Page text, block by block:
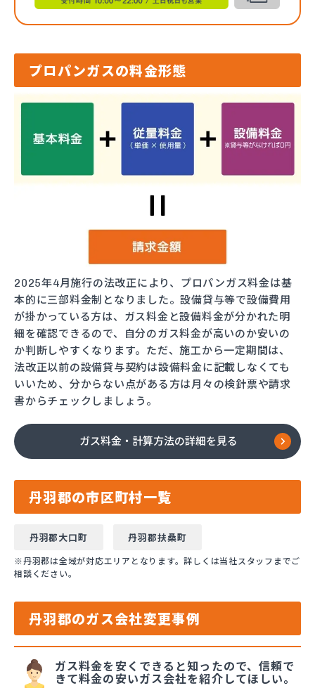
プロパンガスの料金形態
2025年4月施行の法改正により、プロパンガス料金は基
本的に三部料金制となりました。設備貸与等で設備費用
が掛かっている方は、ガス料金と設備料金が分かれた明
細を確認できるので、自分のガス料金が高いのか安いの
か判断しやすくなります。ただ、施工から一定期間は、
法改正以前の設備貸与契約は設備料金に記載しなくても
いいため、分からない点がある方は月々の検針票や請求
書からチェックしましょう。
ガス料金・計算方法の詳細を見る
丹羽郡の市区町村一覧
丹羽郡大口町 丹羽郡扶桑町
※丹羽郡は全域が対応エリアとなります。詳しくは当社スタッフまでご
相談ください。
丹羽郡のガス会社変更事例
ガス料金を安くできると知ったので、信頼で
きて料金の安いガス会社を紹介してほしい。